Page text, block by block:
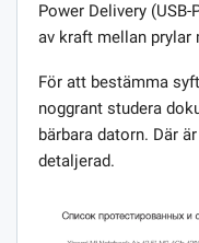
Power Delivery
av kraft mellan prylar
För att bestämma
noggrant studera
bärbara datorn. Där
detaljerad.